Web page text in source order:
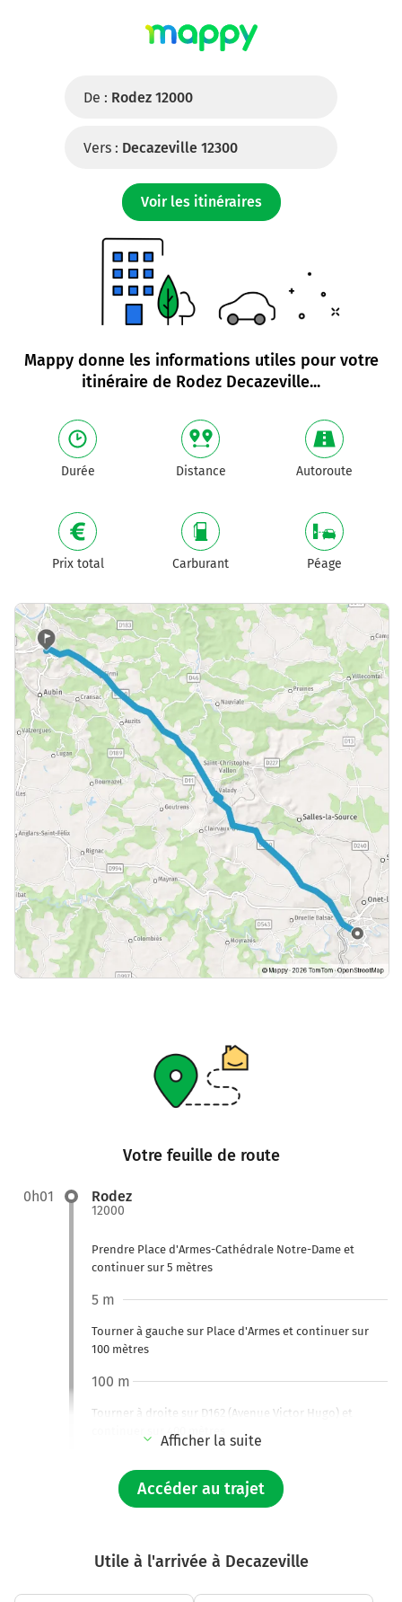
De : Rodez 12000
Vers : Decazeville 12300
Voir les itinéraires
Mappy donne les informations utiles pour votre
itinéraire de Rodez Decazeville...
Durée Distance Autoroute
Prix total Carburant Péage
Votre feuille de route
0h01 Rodez
12000
Prendre Place d'Armes-Cathédrale Notre-Dame et
continuer sur 5 mètres
Tourner à gauche sur Place d'Armes et continuer sur
100 mètres
5 m
Tourner à droite sur D162 (Avenue Victor Hugo) et
continuer sur 400 mètres
100 m
Au rond-point, prendre la 3ème sortie sur D840
Viaduc de Bourran
2,0 km
Afficher la suite
Accéder au trajet
Utile à l'arrivée à Decazeville